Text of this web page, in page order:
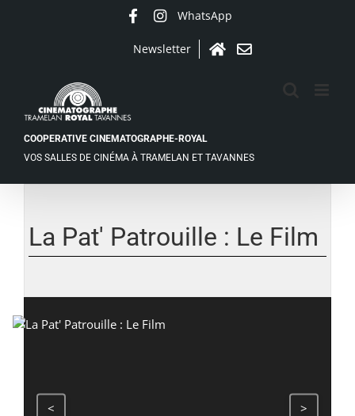
WhatsApp
Newsletter
AccueilContact
COOPERATIVE CINEMATOGRAPHE-ROYAL
VOS SALLES DE CINÉMA À TRAMELAN ET TAVANNES
agrandie
La Pat' Patrouille : Le Film
< >